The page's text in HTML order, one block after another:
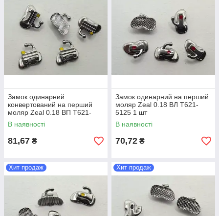
Замок одинарний
конвертований на перший
моляр Zeal 0.18 ВП T621-
6115 1 шт
В наявності
81,67 ₴
Замок одинарний на перший
моляр Zeal 0.18 ВЛ T621-
5125 1 шт
В наявності
70,72 ₴
Хит продаж Хит продаж